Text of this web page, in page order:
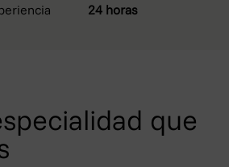
24 horas
que